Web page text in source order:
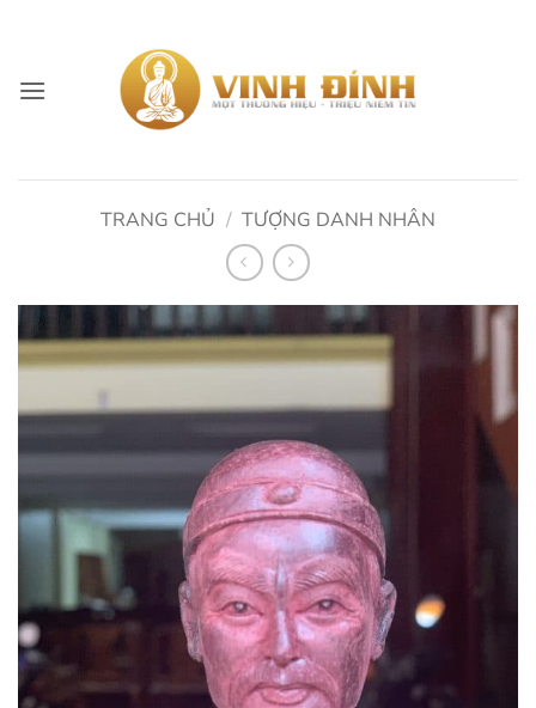
TRANG CHỦ / TƯỢNG DANH NHÂN